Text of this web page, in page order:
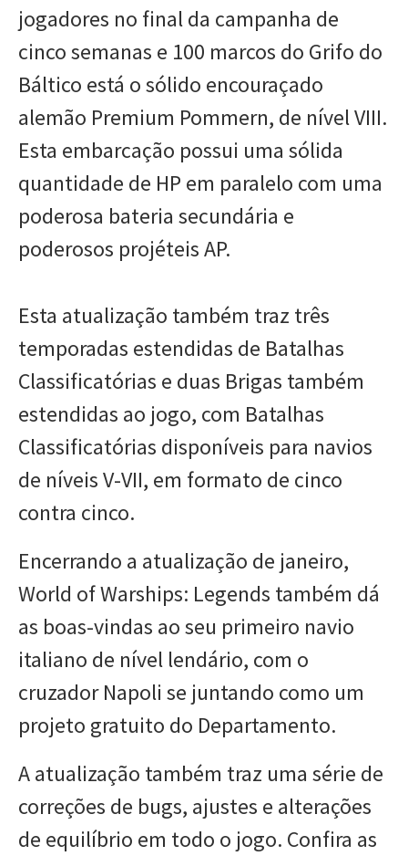
jogadores no final da campanha de
cinco semanas e 100 marcos do Grifo do
Báltico está o sólido encouraçado
alemão Premium Pommern, de nível VIII.
Esta embarcação possui uma sólida
quantidade de HP em paralelo com uma
poderosa bateria secundária e
poderosos projéteis AP.
Esta atualização também traz três
temporadas estendidas de Batalhas
Classificatórias e duas Brigas também
estendidas ao jogo, com Batalhas
Classificatórias disponíveis para navios
de níveis V-VII, em formato de cinco
contra cinco.
Encerrando a atualização de janeiro,
World of Warships: Legends também dá
as boas-vindas ao seu primeiro navio
italiano de nível lendário, com o
cruzador Napoli se juntando como um
projeto gratuito do Departamento.
A atualização também traz uma série de
correções de bugs, ajustes e alterações
de equilíbrio em todo o jogo. Confira as